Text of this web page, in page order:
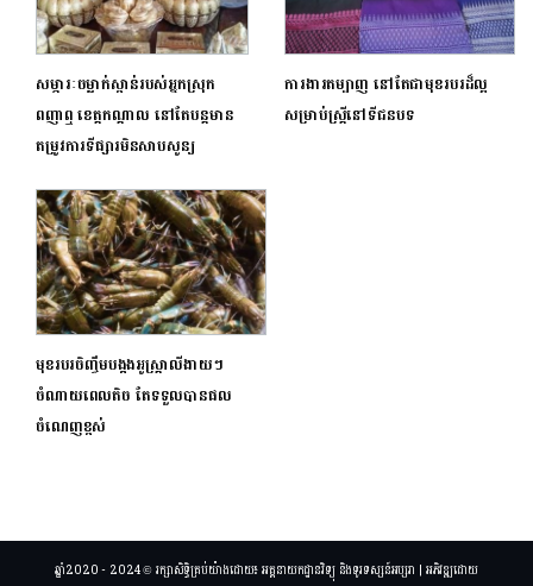
សម្ភារៈចម្លាក់ស្ពាន់របស់អ្នកស្រុក
ពញាឮ ខេត្តកណ្តាល នៅតែបន្តមាន
តម្រូវការទីផ្សារមិនសាបសូន្យ
ការងារតម្បាញ នៅតែជាមុខរបរដ៏ល្អ
សម្រាប់ស្ត្រីនៅទីជនបទ
មុខរបរចិញ្ចឹមបង្កងអូស្ត្រាលីងាយៗ
ចំណាយពេលតិច តែទទួលបានផល
ចំណេញខ្ពស់
ឆ្នាំ2020 - 2024 © រក្សាសិទ្ធិគ្រប់យ៉ាងដោយ៖ អគ្គនាយកដ្ឋានវិទ្យុ និងទូរទស្សន៍អប្សរា | អភិវឌ្ឍដោយ